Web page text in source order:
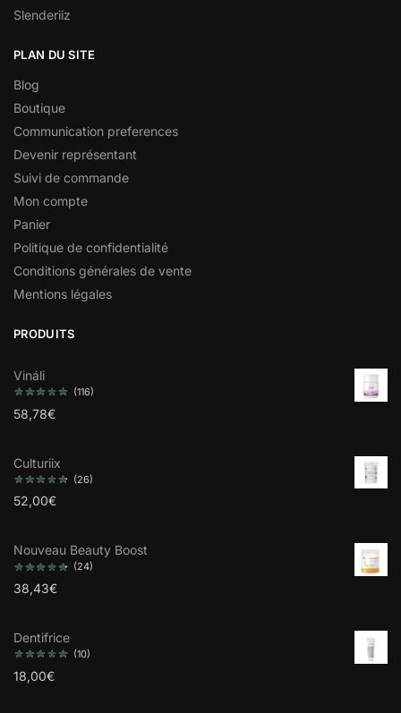
Slenderiiz
PLAN DU SITE
Blog
Boutique
Communication preferences
Devenir représentant
Suivi de commande
Mon compte
Panier
Politique de confidentialité
Conditions générales de vente
Mentions légales
PRODUITS
Vináli
(116)
58,78€
Culturiix
(26)
52,00€
Nouveau Beauty Boost
(24)
38,43€
Dentifrice
(10)
18,00€